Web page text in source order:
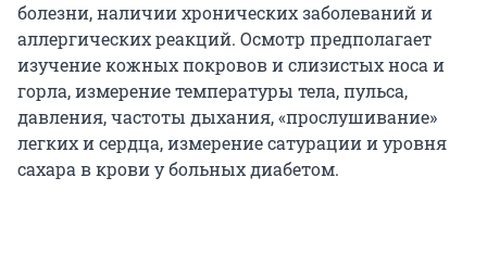
болезни, наличии хронических заболеваний и
аллергических реакций. Осмотр предполагает
изучение кожных покровов и слизистых носа и
горла, измерение температуры тела, пульса,
давления, частоты дыхания, «прослушивание»
легких и сердца, измерение сатурации и уровня
сахара в крови у больных диабетом.